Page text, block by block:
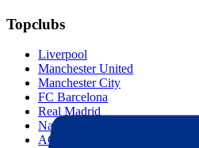
Topclubs
Liverpool
Manchester United
Manchester City
FC Barcelona
Real Madrid
Napoli
AC Milan